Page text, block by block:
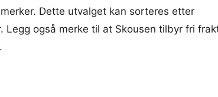
Dette utvalget kan sorteres etter
også merke til at Skousen tilbyr fri